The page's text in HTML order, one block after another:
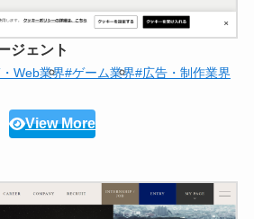
ジェント
Web業界#ゲーム業界#広告・制作業界
View More